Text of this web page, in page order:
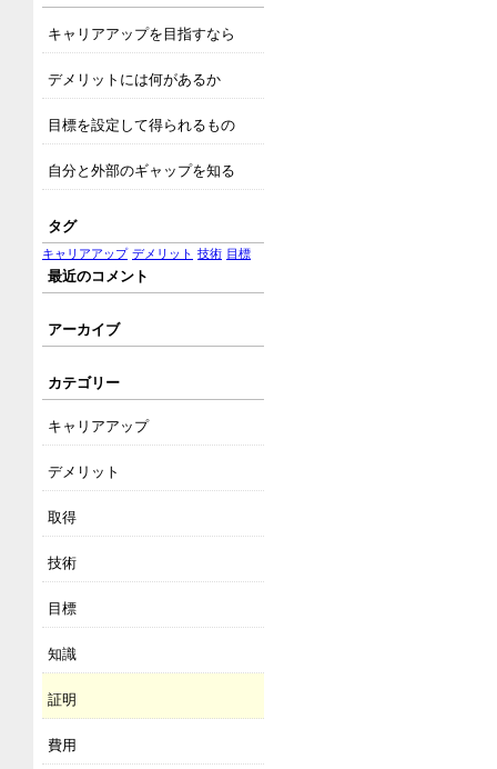
キャリアアップを目指すなら
デメリットには何があるか
目標を設定して得られるもの
自分と外部のギャップを知る
タグ
キャリアアップ デメリット 技術 目標
最近のコメント
アーカイブ
カテゴリー
キャリアアップ
デメリット
取得
技術
目標
知識
証明
費用